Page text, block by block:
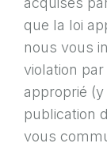
que la loi
nous vous
violation
approprié
publication
vous